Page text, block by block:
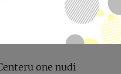
one nudi